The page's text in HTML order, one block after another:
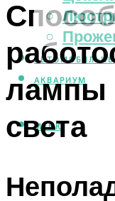
АКВАРИУМ
МЕНЮ
лампы
света